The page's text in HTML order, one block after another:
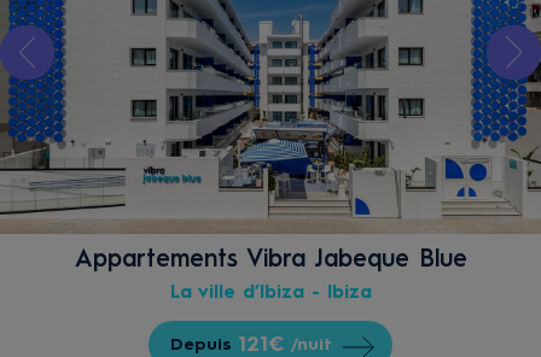
Appartements Vibra Jabeque Blue
La ville d’Ibiza - Ibiza
Depuis 121€ /nuit